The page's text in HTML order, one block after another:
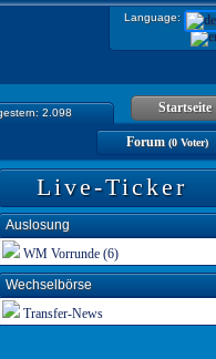
Language:
2.098 Startseite
Forum(0 Voter)
Live-Ticker
Auslosung
WM Vorrunde (6)
Wechselbörse
Transfer-News